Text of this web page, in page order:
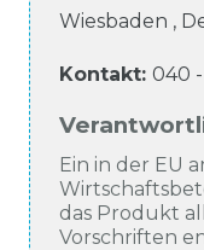
Wiesbaden ,
Kontakt: 040
Ein in der EU
das Produkt
Vorschriften